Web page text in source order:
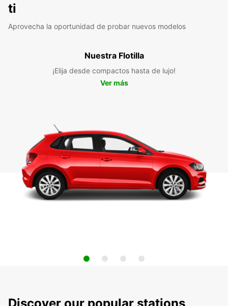
ti
Aprovecha la oportunidad de probar nuevos modelos
Nuestra Flotilla
¡Elija desde compactos hasta de lujo!
Ver más